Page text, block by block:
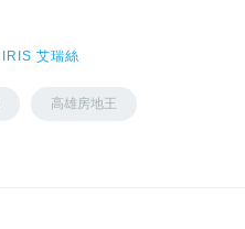
IRIS 艾瑞絲
高雄房地王